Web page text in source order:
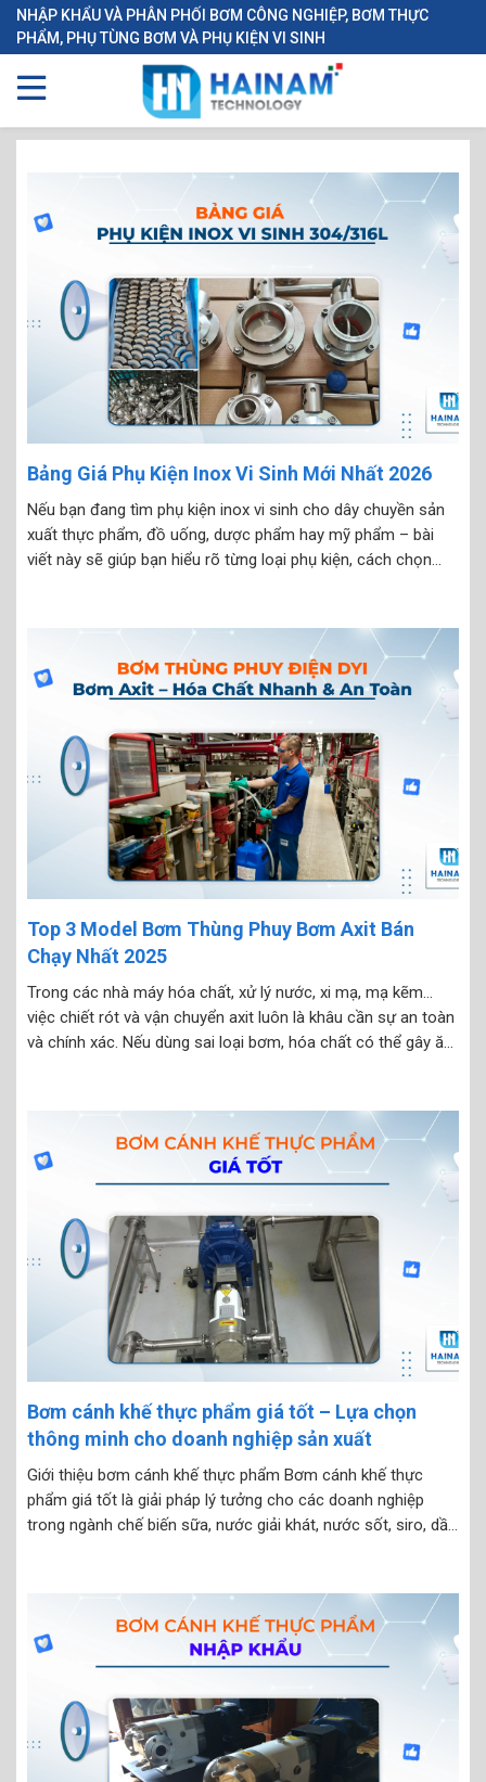
NHẬP KHẨU VÀ PHÂN PHỐI BƠM CÔNG NGHIỆP, BƠM THỰC
PHẨM, PHỤ TÙNG BƠM VÀ PHỤ KIỆN VI SINH
Bảng Giá Phụ Kiện Inox Vi Sinh Mới Nhất 2026
Nếu bạn đang tìm phụ kiện inox vi sinh cho dây chuyền sản
xuất thực phẩm, đồ uống, dược phẩm hay mỹ phẩm – bài
viết này sẽ giúp bạn hiểu rõ từng loại phụ kiện, cách chọn
Top 3 Model Bơm Thùng Phuy Bơm Axit Bán
Chạy Nhất 2025
Trong các nhà máy hóa chất, xử lý nước, xi mạ, mạ kẽm…
việc chiết rót và vận chuyển axit luôn là khâu cần sự an toàn
và chính xác. Nếu dùng sai loại bơm, hóa chất có thể gây ăn
Bơm cánh khế thực phẩm giá tốt – Lựa chọn
thông minh cho doanh nghiệp sản xuất
Giới thiệu bơm cánh khế thực phẩm Bơm cánh khế thực
phẩm giá tốt là giải pháp lý tưởng cho các doanh nghiệp
trong ngành chế biến sữa, nước giải khát, nước sốt, siro, dầu